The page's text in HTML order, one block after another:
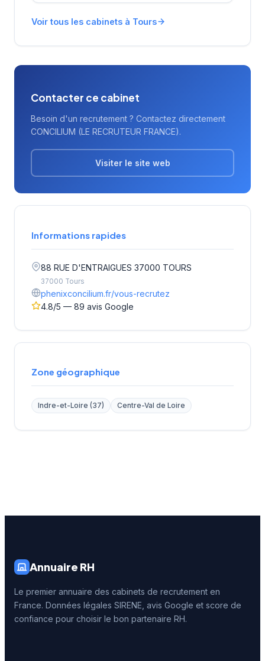
Voir tous les cabinets à Tours
Contacter ce cabinet
Besoin d'un recrutement ? Contactez directement
CONCILIUM (LE RECRUTEUR FRANCE).
Visiter le site web
Informations rapides
88 RUE D'ENTRAIGUES 37000 TOURS
37000 Tours
phenixconcilium.fr/vous-recrutez
4.8/5 — 89 avis Google
Zone géographique
Indre-et-Loire (37) Centre-Val de Loire
Annuaire RH
Le premier annuaire des cabinets de recrutement en
France. Données légales SIRENE, avis Google et score de
confiance pour choisir le bon partenaire RH.